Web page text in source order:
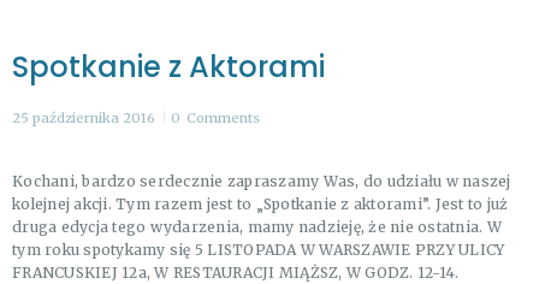
Spotkanie z Aktorami
25 października 2016 0 Comments
Kochani, bardzo serdecznie zapraszamy Was, do udziału w naszej
kolejnej akcji. Tym razem jest to „Spotkanie z aktorami”. Jest to już
druga edycja tego wydarzenia, mamy nadzieję, że nie ostatnia. W
tym roku spotykamy się 5 LISTOPADA W WARSZAWIE PRZY ULICY
FRANCUSKIEJ 12a, W RESTAURACJI MIĄŻSZ, W GODZ. 12-14.